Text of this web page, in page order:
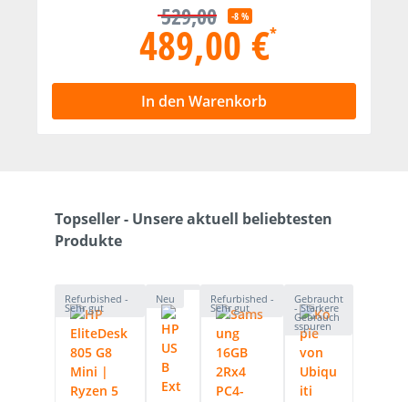
529,00 -8 %
489,00 €*
In den Warenkorb
Produktgalerie überspringen
Topseller - Unsere aktuell beliebtesten
Produkte
Refurbished -
Sehr gut
Neu Refurbished -
Sehr gut
Gebraucht
- Stärkere
Gebrauch
sspuren